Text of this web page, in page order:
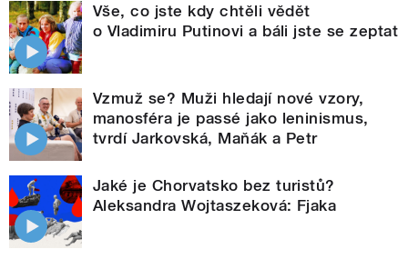
Vše, co jste kdy chtěli vědět
o Vladimiru Putinovi a báli jste se zeptat
Vzmuž se? Muži hledají nové vzory,
manosféra je passé jako leninismus,
tvrdí Jarkovská, Maňák a Petr
Jaké je Chorvatsko bez turistů?
Aleksandra Wojtaszeková: Fjaka